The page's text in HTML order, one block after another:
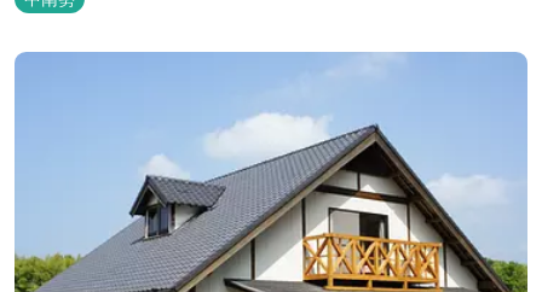
場、水洗トイレ、毛布（有料）、駐車場（宿泊の場合は無料、デイ